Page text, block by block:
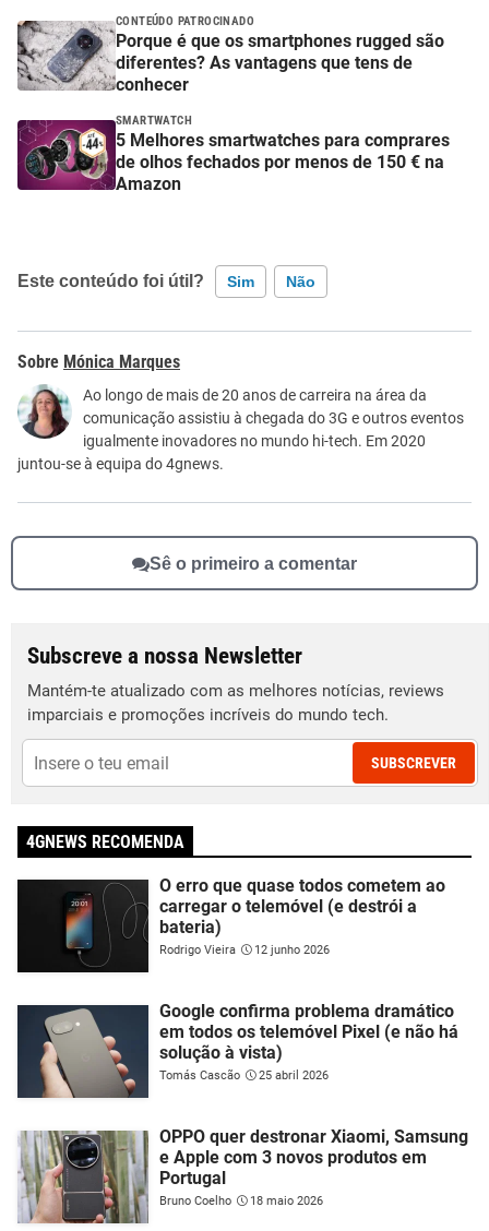
CONTEÚDO PATROCINADO
Porque é que os smartphones rugged são
diferentes? As vantagens que tens de
conhecer
SMARTWATCH
5 Melhores smartwatches para comprares
de olhos fechados por menos de 150 € na
Amazon
Este conteúdo foi útil? Sim Não
Este conteúdo contém informação incorreta
Este conteúdo não tem a informação que procuro
Outro
Mónica Marques
Ao longo de mais de 20 anos de carreira na área da
comunicação assistiu à chegada do 3G e outros eventos
igualmente inovadores no mundo hi-tech. Em 2020
juntou-se à equipa do 4gnews.
Sê o primeiro a comentar
Subscreve a nossa Newsletter
Mantém-te atualizado com as melhores notícias, reviews
imparciais e promoções incríveis do mundo tech.
SUBSCREVER
4GNEWS RECOMENDA
O erro que quase todos cometem ao
carregar o telemóvel (e destrói a
bateria)
Rodrigo Vieira 12 junho 2026
Google confirma problema dramático
em todos os telemóvel Pixel (e não há
solução à vista)
Tomás Cascão 25 abril 2026
OPPO quer destronar Xiaomi, Samsung
e Apple com 3 novos produtos em
Portugal
Bruno Coelho 18 maio 2026